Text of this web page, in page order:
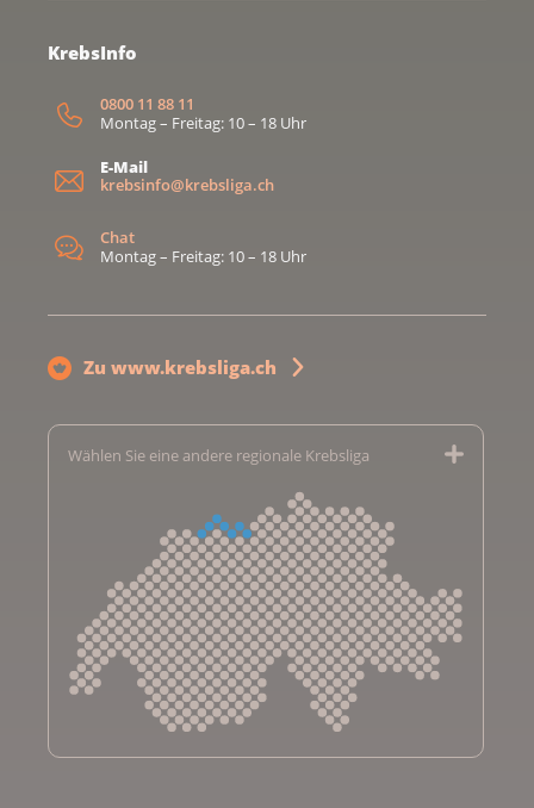
KrebsInfo
0800 11 88 11
Montag – Freitag: 10 – 18 Uhr
E-Mail
krebsinfo@krebsliga.ch
Chat
Montag – Freitag: 10 – 18 Uhr
Zu www.krebsliga.ch
Wählen Sie eine andere regionale Krebsliga